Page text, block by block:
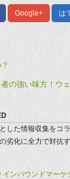
Google+ は
の強い味方！ウ
した情報収集をコ
劣化に全力で対抗
インバウンドマーケ